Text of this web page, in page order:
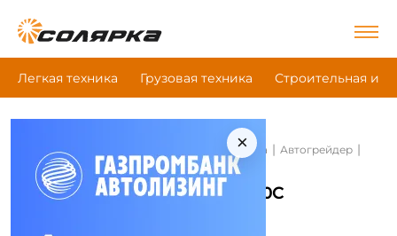
Легкая техника Грузовая техника Строительная и
×
Главная Строительная и дорожная техника | Автогрейдер |
Xgma Xg3200C
Автогрейдер Xgma Xg3200C